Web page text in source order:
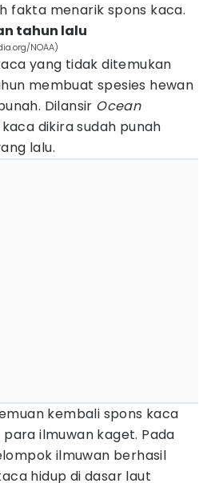
fakta menarik spons kaca.
tahun lalu
NOAA)
yang tidak ditemukan
membuat spesies hewan
Dilansir Ocean
dikira sudah punah
lalu.
kembali spons kaca
ilmuwan kaget. Pada
ilmuwan berhasil
hidup di dasar laut